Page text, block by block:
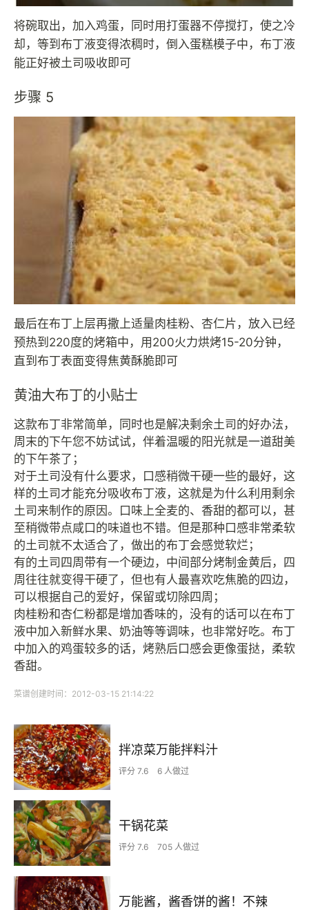
将碗取出，加入鸡蛋，同时用打蛋器不停搅打，使之冷
却，等到布丁液变得浓稠时，倒入蛋糕模子中，布丁液
能正好被土司吸收即可
步骤 5
最后在布丁上层再撒上适量肉桂粉、杏仁片，放入已经
预热到220度的烤箱中，用200火力烘烤15-20分钟，
直到布丁表面变得焦黄酥脆即可
黄油大布丁的小贴士
这款布丁非常简单，同时也是解决剩余土司的好办法，
周末的下午您不妨试试，伴着温暖的阳光就是一道甜美
的下午茶了；
对于土司没有什么要求，口感稍微干硬一些的最好，这
样的土司才能充分吸收布丁液，这就是为什么利用剩余
土司来制作的原因。口味上全麦的、香甜的都可以，甚
至稍微带点咸口的味道也不错。但是那种口感非常柔软
的土司就不太适合了，做出的布丁会感觉软烂；
有的土司四周带有一个硬边，中间部分烤制金黄后，四
周往往就变得干硬了，但也有人最喜欢吃焦脆的四边，
可以根据自己的爱好，保留或切除四周；
肉桂粉和杏仁粉都是增加香味的，没有的话可以在布丁
液中加入新鲜水果、奶油等等调味，也非常好吃。布丁
中加入的鸡蛋较多的话，烤熟后口感会更像蛋挞，柔软
香甜。
菜谱创建时间：2012-03-15 21:14:22
拌凉菜万能拌料汁
评分 7.6 6 人做过
干锅花菜
评分 7.6 705 人做过
万能酱，酱香饼的酱！不辣